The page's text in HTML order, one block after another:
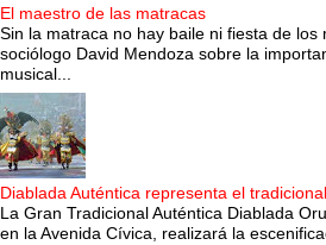
El maestro de las matracas
Sin la matraca no hay baile ni fiesta de los
sociólogo David Mendoza sobre la
musical...
Diablada Auténtica representa el
La Gran Tradicional Auténtica Diablada
en la Avenida Cívica, realizará la